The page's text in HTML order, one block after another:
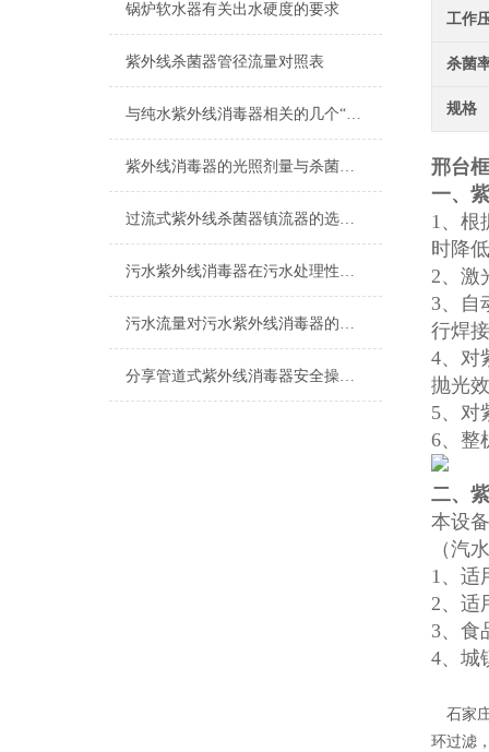
锅炉软水器有关出水硬度的要求
紫外线杀菌器管径流量对照表
与纯水紫外线消毒器相关的几个“术语”解释
紫外线消毒器的光照剂量与杀菌效果
过流式紫外线杀菌器镇流器的选用说明
污水紫外线消毒器在污水处理性价比上的体现
污水流量对污水紫外线消毒器的影响分析
分享管道式紫外线消毒器安全操作规定
工作
杀菌
规格
邢台
一、
1、根
时降
2、激
3、自
行焊
4、对
抛光
5、对
6、整
二、
本设
（汽
1、适
2、适
3、食
4、城
石家
环过滤